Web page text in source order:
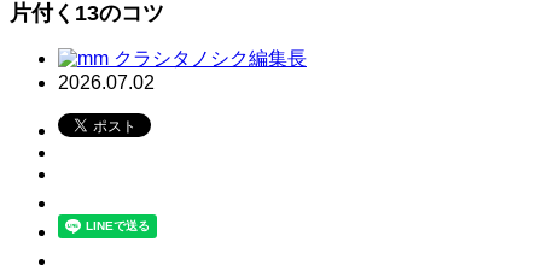
片付く13のコツ
クラシタノシク編集長
2026.07.02